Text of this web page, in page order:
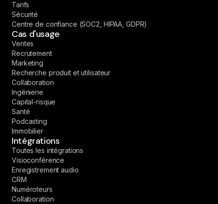
Tarifs
Sécurité
Centre de confiance (SOC2, HIPAA, GDPR)
Cas d'usage
Ventes
Recrutement
Marketing
Recherche produit et utilisateur
Collaboration
Ingénierie
Capital-risque
Santé
Podcasting
Immobilier
Intégrations
Toutes les intégrations
Visioconférence
Enregistrement audio
CRM
Numéroteurs
Collaboration